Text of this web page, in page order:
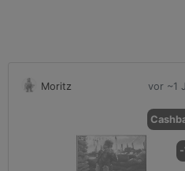
Moritz vor ~1